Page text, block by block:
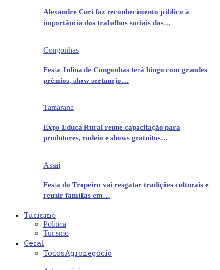
Alexandre Curi faz reconhecimento público à
importância dos trabalhos sociais das…
Congonhas
Festa Julina de Congonhas terá bingo com grandes
prêmios, show sertanejo…
Tamarana
Expo Educa Rural reúne capacitação para
produtores, rodeio e shows gratuitos…
Assaí
Festa do Tropeiro vai resgatar tradições culturais e
reunir famílias em…
Turismo
Política
Turismo
Geral
TodosAgronegócio